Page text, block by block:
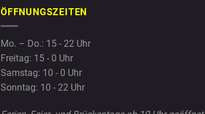
ÖFFNUNGSZEITEN
Mo. – Do.: 15 - 22 Uhr
Freitag: 15 - 0 Uhr
Samstag: 10 - 0 Uhr
Sonntag: 10 - 22 Uhr